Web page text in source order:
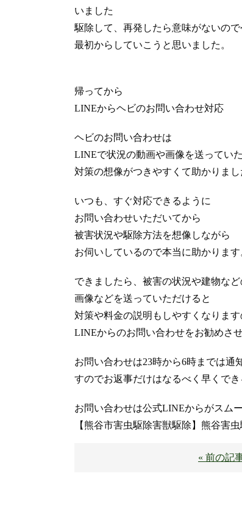
いました
駆除して、再発したら意味がないの
最初からしていこうと思いました。
帰ってから
LINEからヘビのお問い合わせ対応
ヘビのお問い合わせは
LINEで状況の動画や画像を送ってい
対策の想像がつきやすくて助かりまし
いつも、すぐ対応できるように
お問い合わせいただいてから
被害状況や駆除方法を想像しながら
お伺いしているので本当に助かります
できましたら、被害の状況や建物など
画像などを送っていただけると
対策や料金の説明もしやすくなりま
LINEからのお問い合わせをお勧めさ
お問い合わせは23時から6時までは通
すのでお返事だけはなるべく早くで
お問い合わせは公式LINEからがスム
【熊谷市害虫駆除害獣駆除】熊谷害
« 前の記